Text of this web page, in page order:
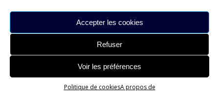
Accepter les cookies
Refuser
Voir les préférences
Politique de cookiesA propos de
PRÉCÉDENT
Sponsoring : Peugeot et l’ATP signent un
partenariat mondial !
Nouvelle BMW Série 7 : Driving Luxury…